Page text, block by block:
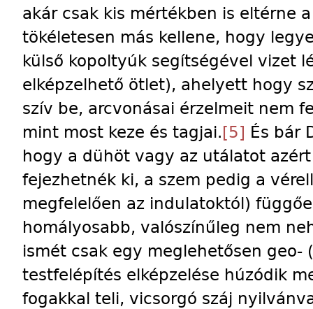
akár csak kis mértékben is eltérne
tökéletesen más kellene, hogy
külső kopoltyúk segítségével vizet
elképzelhető ötlet), ahelyett hogy
szív be, arcvonásai érzelmeit nem
mint most keze és tagjai.[5] És bár
hogy a dühöt vagy az utálatot
fejezhetnék ki, a szem pedig a
megfelelően az indulatoktól)
homályosabb, valószínűleg nem
ismét csak egy meglehetősen geo-
testfelépítés elképzelése húzódik
fogakkal teli, vicsorgó száj